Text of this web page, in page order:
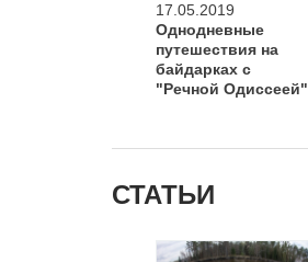
17.05.2019
Однодневные
путешествия на
байдарках c
"Речной Одиссеей"
СТАТЬИ